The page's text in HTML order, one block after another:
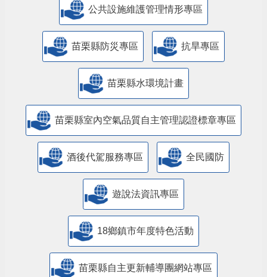
​公共設施維護管理情形專區
苗栗縣防災專區 抗旱專區
苗栗縣水環境計畫
苗栗縣室內空氣品質自主管理認證標章專區
酒後代駕服務專區 全民國防
遊說法資訊專區
18鄉鎮市年度特色活動
苗栗縣自主更新輔導團網站專區